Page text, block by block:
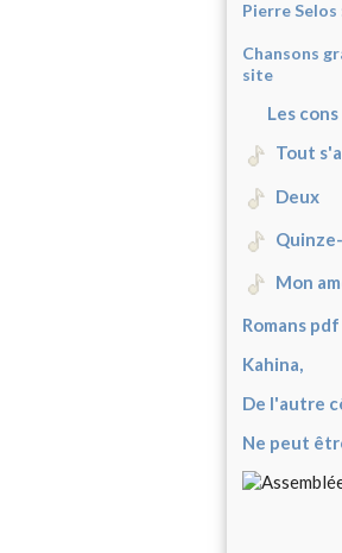
Pierre
Chansons
site
Les cons
Tout
Deux
Mon
Romans
Kahina,
De l'autre
Ne peut